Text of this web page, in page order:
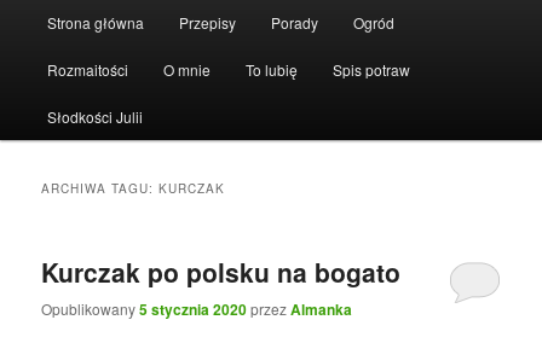
Strona główna Przepisy Porady Ogród
Rozmaitości O mnie To lubię Spis potraw
Słodkości Julii
ARCHIWA TAGU:KURCZAK
Kurczak po polsku na bogato
Opublikowany5 stycznia 2020przezAlmanka